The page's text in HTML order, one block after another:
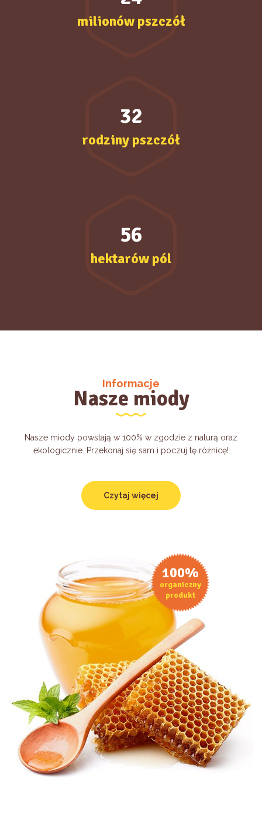
milionów pszczół
32
rodziny pszczół
56
hektarów pól
Informacje
Nasze miody
Nasze miody powstają w 100% w zgodzie z naturą oraz
ekologicznie. Przekonaj się sam i poczuj tę różnicę!
Czytaj więcej
100%
organiczny
produkt